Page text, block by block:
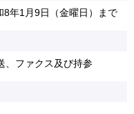
年1月9日（金曜日）まで
、ファクス及び持参